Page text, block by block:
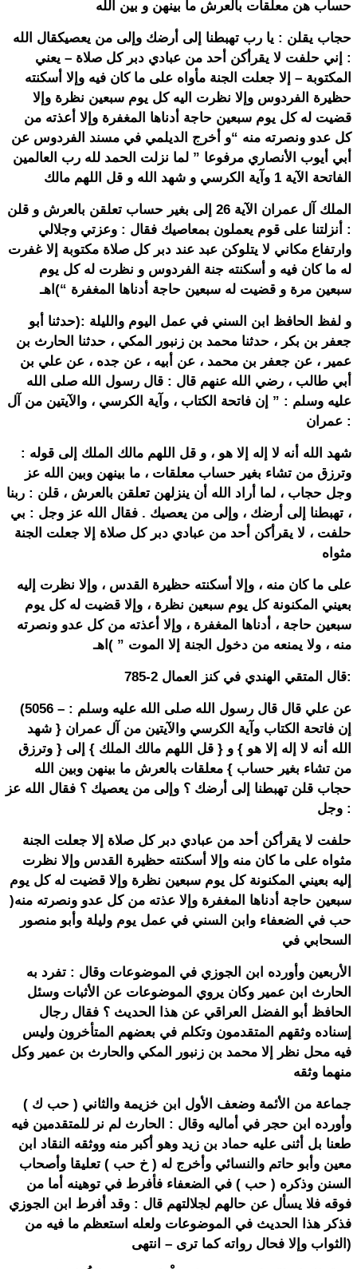
حساب هن معلقات بالعرش ما بينهن و بين الله
حجاب يقلن : يا رب تهبطنا إلى أرضك وإلى من يعصيكقال الله
: إني حلفت لا يقرأكن أحد من عبادي دبر كل صلاة – يعني
المكتوبة – إلا جعلت الجنة مأواه على ما كان فيه وإلا أسكنته
حظيرة الفردوس وإلا نظرت اليه كل يوم سبعين نظرة وإلا
قضيت له كل يوم سبعين حاجة أدناها المغفرة وإلا أعذته من
كل عدو ونصرته منه “و أخرج الديلمي في مسند الفردوس عن
أبي أيوب الأنصاري مرفوعا ” لما نزلت الحمد لله رب العالمين
الفاتحة الآية 1 وآية الكرسي و شهد الله و قل اللهم مالك
الملك آل عمران الآية 26 إلى بغير حساب تعلقن بالعرش و قلن
: أنزلتنا على قوم يعملون بمعاصيك فقال : وعزتي وجلالي
وارتفاع مكاني لا يتلوكن عبد عند دبر كل صلاة مكتوبة إلا غفرت
له ما كان فيه و أسكنته جنة الفردوس و نظرت له كل يوم
سبعين مرة و قضيت له سبعين حاجة أدناها المغفرة “)اهـ
و لفظ الحافظ ابن السني في عمل اليوم والليلة :(حدثنا أبو
جعفر بن بكر ، حدثنا محمد بن زنبور المكي ، حدثنا الحارث بن
عمير ، عن جعفر بن محمد ، عن أبيه ، عن جده ، عن علي بن
أبي طالب ، رضي الله عنهم قال : قال رسول الله صلى الله
عليه وسلم : ” إن فاتحة الكتاب ، وآية الكرسي ، والآيتين من آل
عمران :
شهد الله أنه لا إله إلا هو ، و قل اللهم مالك الملك إلى قوله :
وترزق من تشاء بغير حساب معلقات ، ما بينهن وبين الله عز
وجل حجاب ، لما أراد الله أن ينزلهن تعلقن بالعرش ، قلن : ربنا
، تهبطنا إلى أرضك ، وإلى من يعصيك . فقال الله عز وجل : بي
حلفت ، لا يقرأكن أحد من عبادي دبر كل صلاة إلا جعلت الجنة
مثواه
على ما كان منه ، وإلا أسكنته حظيرة القدس ، وإلا نظرت إليه
بعيني المكنونة كل يوم سبعين نظرة ، وإلا قضيت له كل يوم
سبعين حاجة ، أدناها المغفرة ، وإلا أعذته من كل عدو ونصرته
منه ، ولا يمنعه من دخول الجنة إلا الموت ” )اهـ
قال المتقي الهندي في كنز العمال 2-785:
(5056 – عن علي قال قال رسول الله صلى الله عليه وسلم :
إن فاتحة الكتاب وآية الكرسي والآيتين من آل عمران { شهد
الله أنه لا إله إلا هو } و { قل اللهم مالك الملك } إلى { وترزق
من تشاء بغير حساب } معلقات بالعرش ما بينهن وبين الله
حجاب قلن تهبطنا إلى أرضك ؟ وإلى من يعصيك ؟ فقال الله عز
وجل :
حلفت لا يقرأكن أحد من عبادي دبر كل صلاة إلا جعلت الجنة
مثواه على ما كان منه وإلا أسكنته حظيرة القدس وإلا نظرت
إليه بعيني المكنونة كل يوم سبعين نظرة وإلا قضيت له كل يوم
سبعين حاجة أدناها المغفرة وإلا عذته من كل عدو ونصرته منه(
حب في الضعفاء وابن السني في عمل يوم وليلة وأبو منصور
السحابي في
الأربعين وأورده ابن الجوزي في الموضوعات وقال : تفرد به
الحارث ابن عمير وكان يروي الموضوعات عن الأثبات وسئل
الحافظ أبو الفضل العراقي عن هذا الحديث ؟ فقال رجال
إسناده وثقهم المتقدمون وتكلم في بعضهم المتأخرون وليس
فيه محل نظر إلا محمد بن زنبور المكي والحارث بن عمير وكل
منهما وثقه
جماعة من الأئمة وضعف الأول ابن خزيمة والثاني ( حب ك )
وأورده ابن حجر في أماليه وقال : الحارث لم نر للمتقدمين فيه
طعنا بل أثنى عليه حماد بن زيد وهو أكبر منه ووثقه النقاد ابن
معين وأبو حاتم والنسائي وأخرج له ( خ حب ) تعليقا وأصحاب
السنن وذكره ( حب ) في الضعفاء فأفرط في توهينه أما من
فوقه فلا يسأل عن حالهم لجلالتهم قال : وقد أفرط ابن الجوزي
فذكر هذا الحديث في الموضوعات ولعله استعظم ما فيه من
الثواب وإلا فحال رواته كما ترى – انتهى)